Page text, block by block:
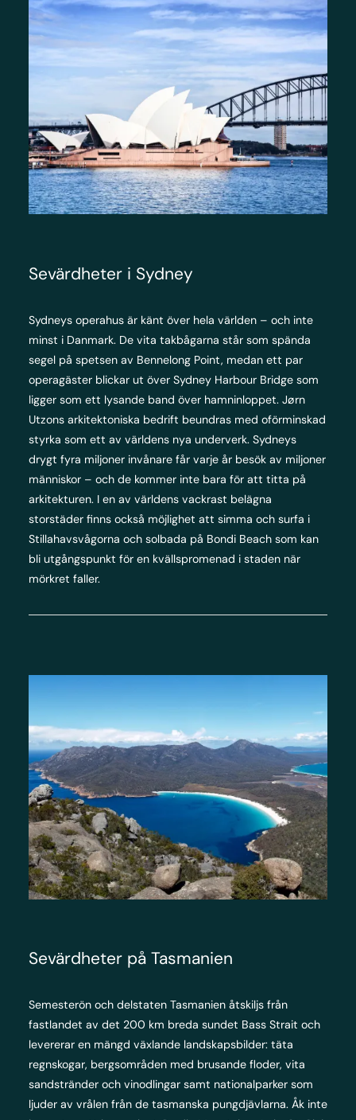
Sevärdheter i Sydney
Sydneys operahus är känt över hela världen – och inte
minst i Danmark. De vita takbågarna står som spända
segel på spetsen av Bennelong Point, medan ett par
operagäster blickar ut över Sydney Harbour Bridge som
ligger som ett lysande band över hamninloppet. Jørn
Utzons arkitektoniska bedrift beundras med oförminskad
styrka som ett av världens nya underverk. Sydneys
drygt fyra miljoner invånare får varje år besök av miljoner
människor – och de kommer inte bara för att titta på
arkitekturen. I en av världens vackrast belägna
storstäder finns också möjlighet att simma och surfa i
Stillahavsvågorna och solbada på Bondi Beach som kan
bli utgångspunkt för en kvällspromenad i staden när
mörkret faller.
Sevärdheter på Tasmanien
Semesterön och delstaten Tasmanien åtskiljs från
fastlandet av det 200 km breda sundet Bass Strait och
levererar en mängd växlande landskapsbilder: täta
regnskogar, bergsområden med brusande floder, vita
sandstränder och vinodlingar samt nationalparker som
ljuder av vrålen från de tasmanska pungdjävlarna. Åk inte